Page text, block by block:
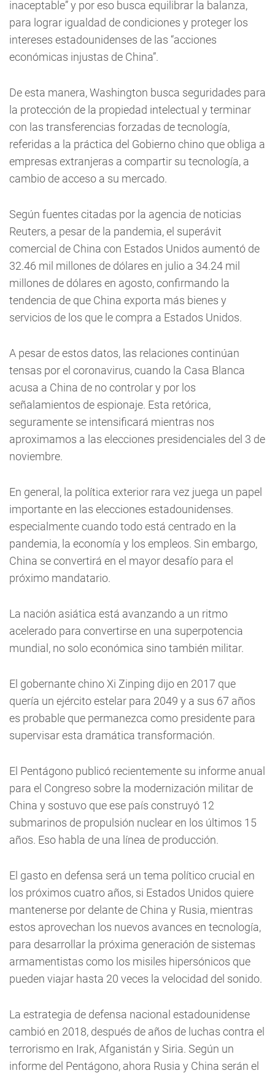
inaceptable” y por eso busca equilibrar la balanza,
para lograr igualdad de condiciones y proteger los
intereses estadounidenses de las “acciones
económicas injustas de China”.
De esta manera, Washington busca seguridades para
la protección de la propiedad intelectual y terminar
con las transferencias forzadas de tecnología,
referidas a la práctica del Gobierno chino que obliga a
empresas extranjeras a compartir su tecnología, a
cambio de acceso a su mercado.
Según fuentes citadas por la agencia de noticias
Reuters, a pesar de la pandemia, el superávit
comercial de China con Estados Unidos aumentó de
32.46 mil millones de dólares en julio a 34.24 mil
millones de dólares en agosto, confirmando la
tendencia de que China exporta más bienes y
servicios de los que le compra a Estados Unidos.
A pesar de estos datos, las relaciones continúan
tensas por el coronavirus, cuando la Casa Blanca
acusa a China de no controlar y por los
señalamientos de espionaje. Esta retórica,
seguramente se intensificará mientras nos
aproximamos a las elecciones presidenciales del 3 de
noviembre.
En general, la política exterior rara vez juega un papel
importante en las elecciones estadounidenses.
especialmente cuando todo está centrado en la
pandemia, la economía y los empleos. Sin embargo,
China se convertirá en el mayor desafío para el
próximo mandatario.
La nación asiática está avanzando a un ritmo
acelerado para convertirse en una superpotencia
mundial, no solo económica sino también militar.
El gobernante chino Xi Zinping dijo en 2017 que
quería un ejército estelar para 2049 y a sus 67 años
es probable que permanezca como presidente para
supervisar esta dramática transformación.
El Pentágono publicó recientemente su informe anual
para el Congreso sobre la modernización militar de
China y sostuvo que ese país construyó 12
submarinos de propulsión nuclear en los últimos 15
años. Eso habla de una línea de producción.
El gasto en defensa será un tema político crucial en
los próximos cuatro años, si Estados Unidos quiere
mantenerse por delante de China y Rusia, mientras
estos aprovechan los nuevos avances en tecnología,
para desarrollar la próxima generación de sistemas
armamentistas como los misiles hipersónicos que
pueden viajar hasta 20 veces la velocidad del sonido.
La estrategia de defensa nacional estadounidense
cambió en 2018, después de años de luchas contra el
terrorismo en Irak, Afganistán y Siria. Según un
informe del Pentágono, ahora Rusia y China serán el